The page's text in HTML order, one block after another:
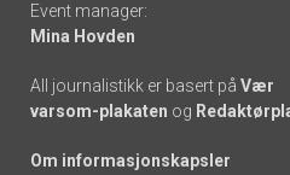
Event manager:
Mina Hovden
All journalistikk er basert på Vær
varsom-plakaten og
Om informasjonskapsler